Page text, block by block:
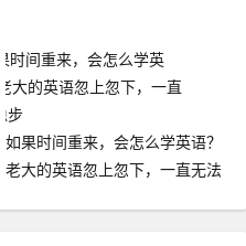
如果时间重来，会怎么学英语？
老大的英语忽上忽下，一直无法